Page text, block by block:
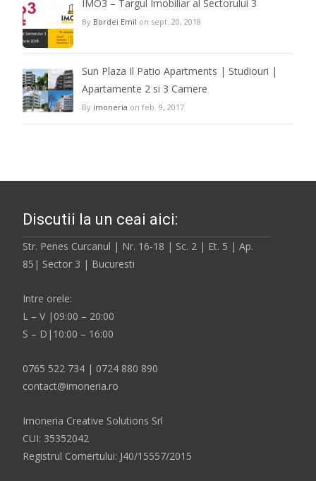
IMO3 – Targul Imobiliar al Sectorului 3
By Bordei Emil on sept. 20, 2018
Sun Plaza Il Patio Apartments | Studiouri |
Apartamente 2 si 3 Camere
By imoneria on feb. 9, 2017
Discutii la un ceai aici:
Str. Penes Curcanul | Nr. 16-18 | Sc. 2 | Et. 5 | Ap.
85| Sector 3 | Bucuresti
Intre orele:
L – V |09:00 – 20:00
S – D|10:00 – 16:00
0765 522 734 | 0724 880 890
contact@imoneria.ro
Imoneria Creative Solutions Srl
CUI: 35352042
Registrul Comertului: J40/15557/2015